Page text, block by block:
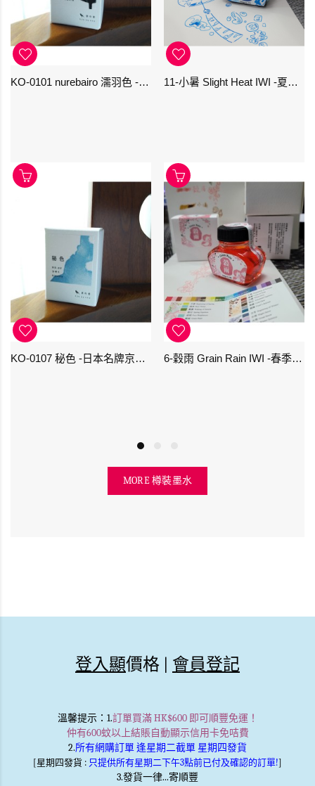
KO-0101 nurebairo 濡羽色 -日本名牌京の音樽裝鋼筆墨水40ml 4573356130012
KO-0107 秘色 -日本名牌京の音樽裝鋼筆墨水 4573356130234 - 40ml
11-小暑 Slight Heat IWI -夏季-24節氣色澤鋼筆墨水
6-穀雨 Grain Rain IWI -春季-24節氣色澤鋼筆墨水
MORE 樽裝墨水
登入顯價格 | 會員登記
溫馨提示：1.訂單買滿 HK$600 即可順豐免運！
仲有600蚊以上結賬自動顯示信用卡免咭費
2.所有網購訂單 逢星期二截單 星期四發貨
[星期四發貨 : 只提供所有星期二下午3點前已付及確認的訂單!]
3.發貨一律...寄順豐